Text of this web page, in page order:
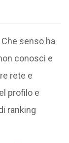
senso ha
conosci e
rete e
profilo e
ranking